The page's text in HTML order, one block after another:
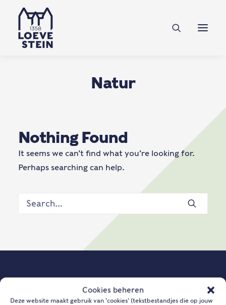
Cookies beheren
Deze website maakt gebruik van 'cookies' (tekstbestandjes die op jouw
NL
Natur
Nothing Found
It seems we can’t find what you’re looking for.
Perhaps searching can help.